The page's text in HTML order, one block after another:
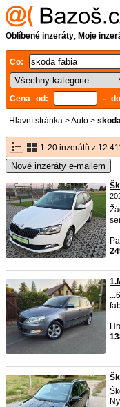
Oblíbené inzeráty, Moje
Co:
Cena od:
-
Hlavní stránka >Auto >
1-20 inzerátů z 12
Nové inzeráty e-mailem